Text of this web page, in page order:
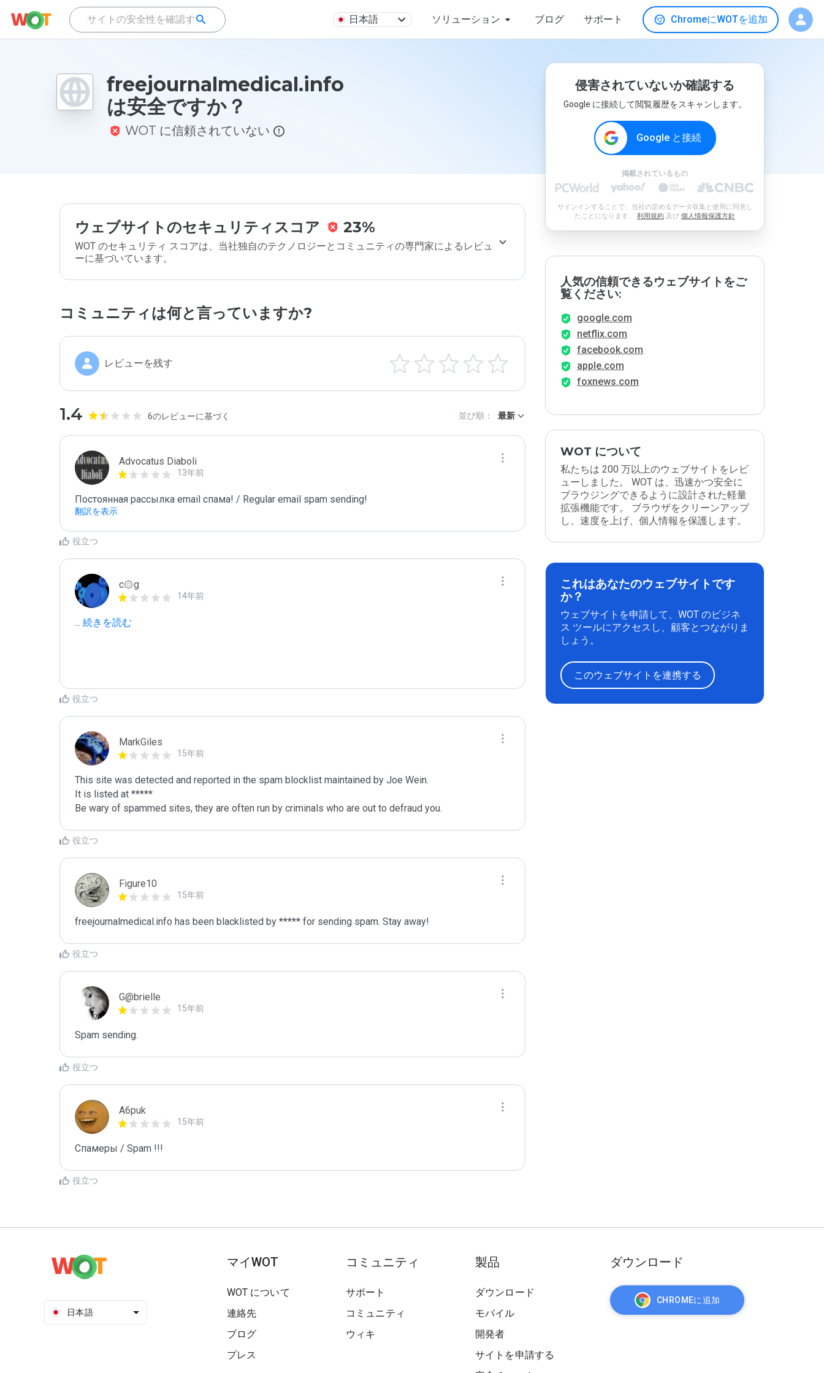
日本語 ソリューション ブログ サポート ChromeにWOTを追加
freejournalmedical.info
は安全ですか？
WOT に信頼されていない
ウェブサイトのセキュリティスコア 23%
WOT のセキュリティ スコアは、当社独自のテクノロジーとコミュニティの専門家によるレビュ
ーに基づいています。
コミュニティは何と言っていますか?
レビューを残す
1.4 6のレビューに基づく 並び順： 最新
Advocatus Diaboli
13年前
Постоянная рассылка email спама! / Regular email spam sending!
翻訳を表示
役立つ
c۞g
14年前
... 続きを読む
役立つ
MarkGiles
15年前
This site was detected and reported in the spam blocklist maintained by Joe Wein.
It is listed at *****
Be wary of spammed sites, they are often run by criminals who are out to defraud you.
役立つ
Figure10
15年前
freejournalmedical.info has been blacklisted by ***** for sending spam. Stay away!
役立つ
G@brielle
15年前
Spam sending.
役立つ
A6puk
15年前
Спамеры / Spam !!!
役立つ
侵害されていないか確認する
Google に接続して閲覧履歴をスキャンします。
Google と接続
掲載されているもの
サインインすることで、当社の定めるデータ収集と使用に同意し
たことになります。 利用規約 及び 個人情報保護方針
人気の信頼できるウェブサイトをご
覧ください:
google.com
netflix.com
facebook.com
apple.com
foxnews.com
WOT について
私たちは 200 万以上のウェブサイトをレビ
ューしました。 WOT は、迅速かつ安全に
ブラウジングできるように設計された軽量
拡張機能です。 ブラウザをクリーンアップ
し、速度を上げ、個人情報を保護します。
これはあなたのウェブサイトです
か？
ウェブサイトを申請して、WOT のビジネ
ス ツールにアクセスし、顧客とつながりま
しょう。
このウェブサイトを連携する
日本語
マイWOT
WOT について
連絡先
ブログ
プレス
コミュニティ
サポート
コミュニティ
ウィキ
製品
ダウンロード
モバイル
開発者
サイトを申請する
ダウンロード
CHROMEに追加